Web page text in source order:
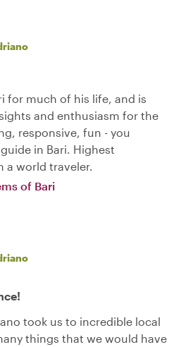
for much of his life, and is
and enthusiasm for the
responsive, fun - you
in Bari. Highest
a world traveler.
of Bari
took us to incredible local
things that we would have